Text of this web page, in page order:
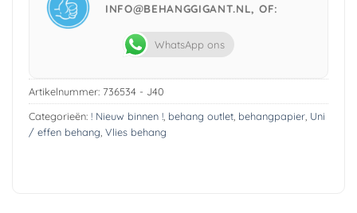
INFO@BEHANGGIGANT.NL, OF:
WhatsApp ons
Artikelnummer: 736534 - J40
Categorieën: ! Nieuw binnen !, behang outlet, behangpapier, Uni
/ effen behang Vlies behang